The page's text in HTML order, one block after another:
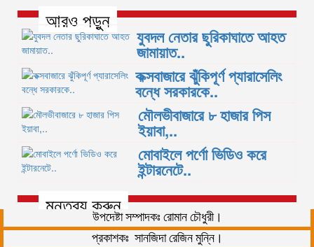
আরও পড়ুন
যুবদল নেতার ছুরিকাঘাতে আহত
জামায়াত..
কক্সবাজারে ঝুঁকিপূর্ণ প্যারাসেলিং
বন্ধে সরকারকে..
মৌলভীবাজারে ৮ হাজার পিস
ইয়াবা,..
মোবাইলে পর্ণো ভিডিও করে
ইন্টারনেটে..
মন্তব্য করুন
উপদেষ্টা সম্পাদকঃ রোমান চৌধুরী।
প্রকাশকঃ সানজিদা রেজিন মুন্নি।